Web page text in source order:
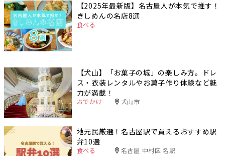
【2025年最新版】名古屋人が本気で推す！
きしめんの名店8選
食べる
【犬山】「お菓子の城」の楽しみ方。ドレ
ス・衣装レンタルやお菓子作り体験など魅
力が満載！
おでかけ 犬山市
地元民厳選！名古屋駅で買えるおすすめ駅
弁10選
食べる 名古屋 中村区 名駅